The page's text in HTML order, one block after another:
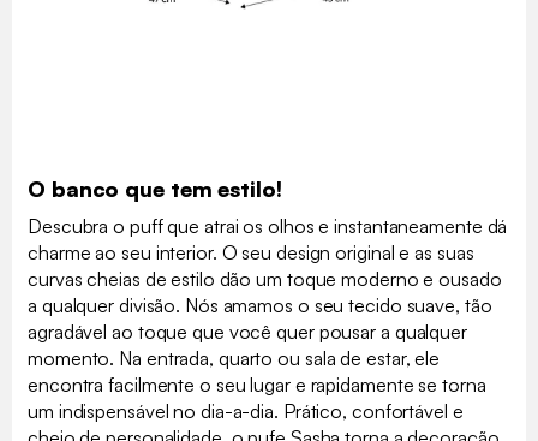
O banco que tem estilo!
Descubra o puff que atrai os olhos e instantaneamente dá
charme ao seu interior. O seu design original e as suas
curvas cheias de estilo dão um toque moderno e ousado
a qualquer divisão. Nós amamos o seu tecido suave, tão
agradável ao toque que você quer pousar a qualquer
momento. Na entrada, quarto ou sala de estar, ele
encontra facilmente o seu lugar e rapidamente se torna
um indispensável no dia-a-dia. Prático, confortável e